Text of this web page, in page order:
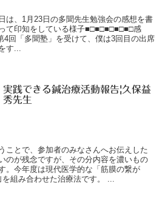
は、1月23日の多聞先生勉強会の感想を書
て印知をしている様子■□■□■□■□■□感
回「多聞塾」を受けて、僕は3回目の出席
す...
実践できる鍼治療活動報告|久保益
秀先生
ことで、参加者のみなさんへお伝えした
のが残念ですが、その分内容を濃いもの
。今年度は現代医学的な「筋膜の繋が
組み合わせた治療法です。 ...